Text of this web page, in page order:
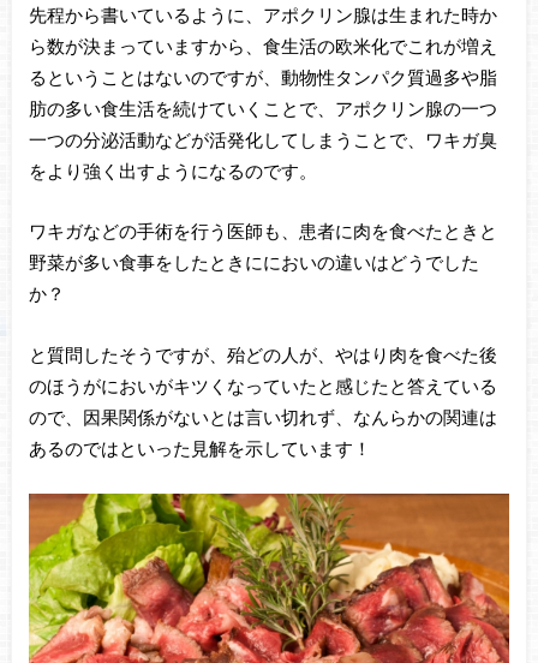
先程から書いているように、アポクリン腺は生まれた時か
ら数が決まっていますから、食生活の欧米化でこれが増え
るということはないのですが、動物性タンパク質過多や脂
肪の多い食生活を続けていくことで、アポクリン腺の一つ
一つの分泌活動などが活発化してしまうことで、ワキガ臭
をより強く出すようになるのです。
ワキガなどの手術を行う医師も、患者に肉を食べたときと
野菜が多い食事をしたときににおいの違いはどうでした
か？
と質問したそうですが、殆どの人が、やはり肉を食べた後
のほうがにおいがキツくなっていたと感じたと答えている
ので、因果関係がないとは言い切れず、なんらかの関連は
あるのではといった見解を示しています！